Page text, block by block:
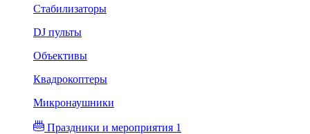
Стабилизаторы
DJ пульты
Объективы
Квадрокоптеры
Микронаушники
Праздники и мероприятия 1